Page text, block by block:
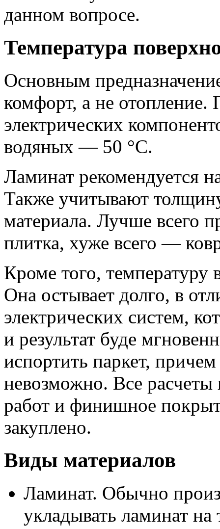
данном вопросе.
Температура
Основным
комфорт, а не отопление.
электрических
водяных — 50 °С.
Ламинат рекомендуется
Также учитывают
материала. Лучше всего
плитка, хуже всего —
Кроме того, температуру
Она остывает долго, в
электрических систем,
и результат буде
испортить паркет,
невозможно. Все
работ и финишное
закуплено.
Виды материалов
Ламинат. Обычно
укладывать ламинат